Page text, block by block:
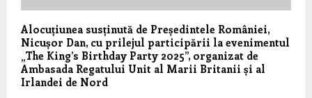
Alocuțiunea susținută de Președintele României,
Nicușor Dan, cu prilejul participării la evenimentul
„The King’s Birthday Party 2025”, organizat de
Ambasada Regatului Unit al Marii Britanii și al
Irlandei de Nord